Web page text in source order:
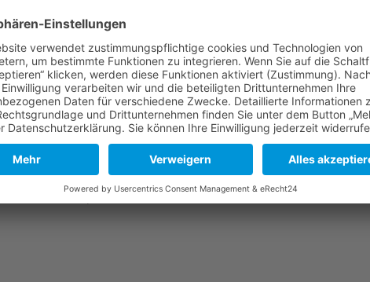
114 mm
114 mm 73 mm
114 mm 73 mm
und des Gerbprozesses kann es zu kleinen Unterschieden in